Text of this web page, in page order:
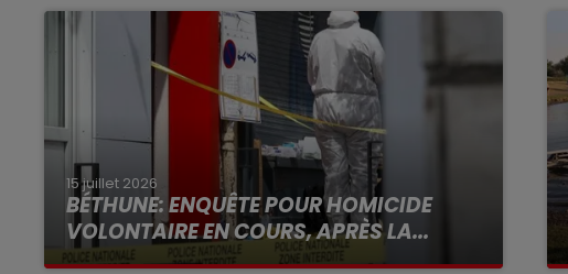
15 juillet 2026
BÉTHUNE: ENQUÊTE POUR HOMICIDE
VOLONTAIRE EN COURS, APRÈS LA...
Selon les premiers éléments, le logement